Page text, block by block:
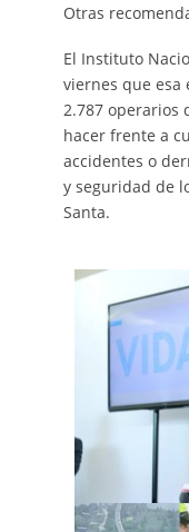
Otras
El Instituto
viernes que
2.787 operarios
hacer frente a
accidentes o
y seguridad de
Santa.